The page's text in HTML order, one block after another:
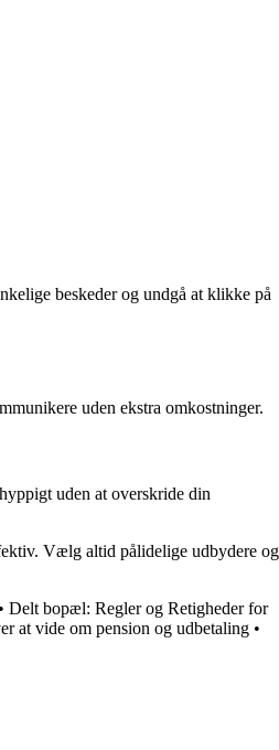
beskeder og undgå at klikke på
uden ekstra omkostninger.
uden at overskride din
Vælg altid pålidelige udbydere og
• Delt bopæl: Regler og Retigheder for
at vide om pension og udbetaling •